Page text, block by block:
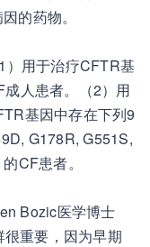
的药物。
）用于治疗CFTR基
人患者。（2）用
基因中存在下列9
G178R, G551S,
CF患者。
Bozic医学博士
重要，因为早期